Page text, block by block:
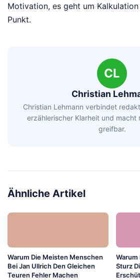
Motivation, es geht um
Punkt.
CL
Christian
Christian Lehmann verbindet
erzählerischer Klarheit und macht
greifbar.
Ähnliche Artikel
Warum Die Meisten Menschen
Bei Jan Ullrich Den Gleichen
Teuren Fehler Machen
Warum
Sturz